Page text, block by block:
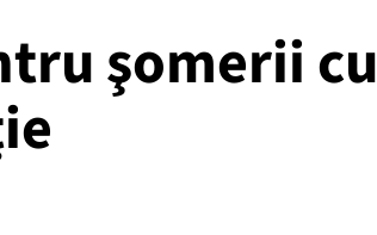
şomerii cu